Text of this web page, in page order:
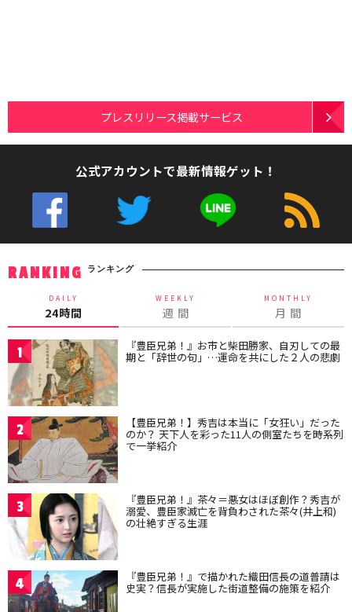
プレスリリース掲載サービス
公式アカウントで最新情報ゲット！
RANKING ランキング
DAILY
24時間
WEEKLY
週 間
MONTHLY
月 間
1 『豊臣兄弟！』お市と柴田勝家、自刃しての最
期と「辞世の句」…運命を共にした２人の悲劇
2 【豊臣兄弟！】秀吉は本当に「女狂い」だった
のか？ 天下人を彩った11人の側室たちを時系列
で一挙紹介
3 『豊臣兄弟！』茶々＝悪女はほぼ創作？秀吉が
溺愛、豊臣家滅亡を背負わされた茶々(井上和)
の壮絶すぎる生涯
4 『豊臣兄弟！』で描かれた織田信長の道普請は
史実？信長が実施した街道整備の施策を紹介